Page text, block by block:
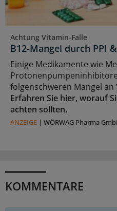
Achtung Vitamin-Falle
B12-Mangel durch PPI
Einige Medikamente wie
folgenschweren Mangel
Erfahren Sie hier, worauf
achten sollten.
ANZEIGE | WÖRWAG Pharma
KOMMENTARE